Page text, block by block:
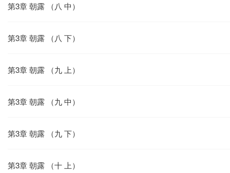
第3章 朝露 （八 中）
第3章 朝露 （八 下）
第3章 朝露 （九 上）
第3章 朝露 （九 中）
第3章 朝露 （九 下）
第3章 朝露 （十 上）